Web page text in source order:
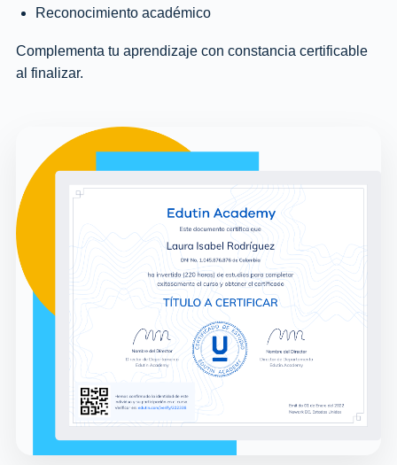
Reconocimiento académico
Complementa tu aprendizaje con constancia certificable
al finalizar.